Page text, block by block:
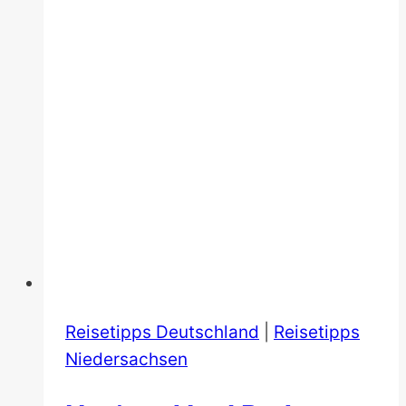
Reisetipps Deutschland
Reisetipps
Niedersachsen